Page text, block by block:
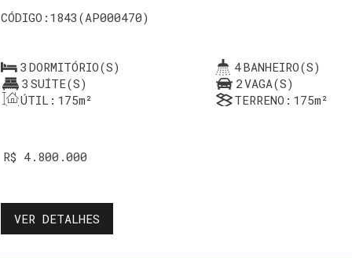
R$ 4.800.000
1843 (AP000470)
3 DORMITÓRIO(S) 4BANHEIRO(S)
3 SUÍTE(S) 2VAGA(S)
ÚTIL: 175m² TERRENO: 175m²
VER DETALHES